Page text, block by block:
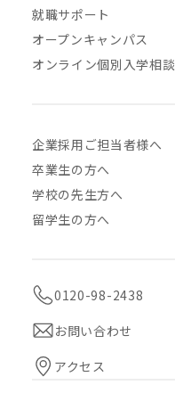
就職サポート
オープンキャンパス
オンライン個別入学相談
企業採用ご担当者様へ
卒業生の方へ
学校の先生方へ
留学生の方へ
0120-98-2438
お問い合わせ
アクセス